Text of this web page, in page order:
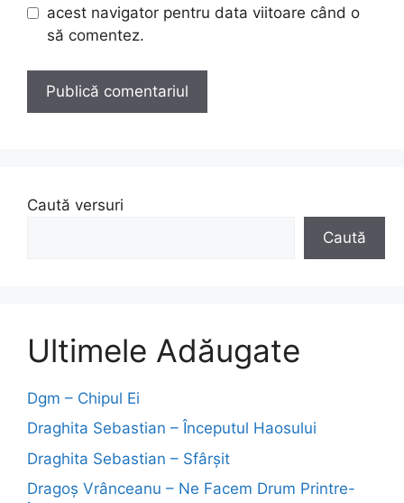
acest navigator pentru data viitoare când o
să comentez.
Caută versuri
Caută
Ultimele Adăugate
Dgm – Chipul Ei
Draghita Sebastian – Începutul Haosului
Draghita Sebastian – Sfârșit
Dragoş Vrânceanu – Ne Facem Drum Printre-